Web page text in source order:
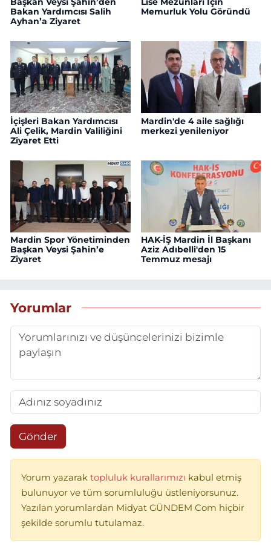
Bakan Yardımcısı Salih
Ayhan’a Ziyaret
Memurluk Yolu Göründü
İçişleri Bakan Yardımcısı
Ali Çelik, Mardin Valiliğini
Ziyaret Etti
Mardin'de 4 aile sağlığı
merkezi yenileniyor
Mardin Spor Yönetiminden
Başkan Veysi Şahin’e
Ziyaret
HAK-İŞ Mardin İl Başkanı
Aziz Adıbelli'den 15
Temmuz mesajı
Yorumlar
Gönder
Yorum yazarak topluluk kurallarımızı kabul etmiş
bulunuyor ve tüm sorumluluğu üstleniyorsunuz.
Yazılan yorumlardan Midyat GÜNDEM Com hiçbir
şekilde sorumlu tutulamaz.